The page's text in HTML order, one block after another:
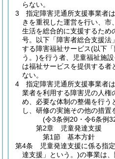
らない。
3
指定障害児通所支援事業者
きを重視した運営を行い、
生活を総合的に支援するため
号。以下「障害者総合支援法
する障害福祉サービス(以下
う。)を行う者、児童福祉施
は福祉サービスを提供する者
ない。
4
指定障害児通所支援事業者
業者を利用する障害児の人権
め、必要な体制の整備を行う
し、研修の実施その他の措置
(令3条例20・令6条例
第2章
児童発達支援
第1節
基本方針
第4条
児童発達支援に係る指
達支援」という。)の事業は